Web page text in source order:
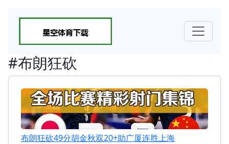
#布朗狂砍
布朗狂砍49分胡金秋双20+助广厦连胜上海